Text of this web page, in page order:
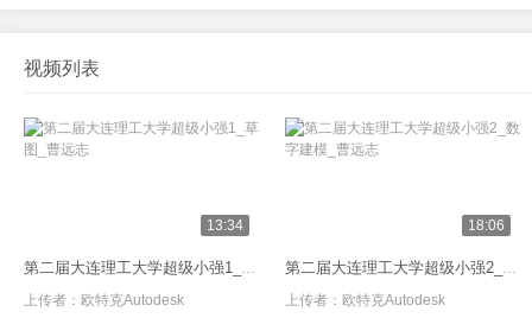
视频列表
13:34
第二届大连理工大学超级小强1_草图_曹远志
上传者： 欧特克Autodesk
18:06
第二届大连理工大学超级小强2_数字建模_曹远志
上传者： 欧特克Autodesk